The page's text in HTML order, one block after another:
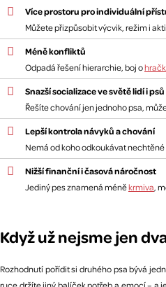
Více prostoru pro individuální
Můžete přizpůsobit výcvik, režim i
Méně konfliktů
Odpadá řešení hierarchie, boj o
Snazší socializace ve světě lidí i psů
Řešíte chování jen jednoho psa,
Lepší kontrola návyků a chování
Nemá od koho odkoukávat
Nižší finanční i časová náročnost
Jediný pes znamená méněkrmiva ,
Když už nejsme jen
Rozhodnutí pořídit si druhého psa bývá